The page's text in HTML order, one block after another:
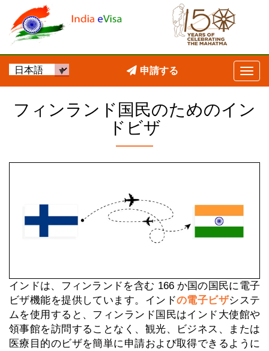
申請する
フィンランド国民のためのイン
ドビザ
インドは、フィンランドを含む 166 か国の国民に電子
ビザ機能を提供しています。インドの電子ビザシステ
ムを使用すると、フィンランド国民はインド大使館や
領事館を訪問することなく、観光、ビジネス、または
医療目的のビザを簡単に申請および取得できるように